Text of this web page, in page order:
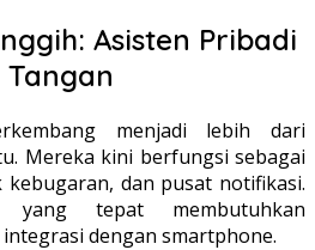
Asisten Pribadi
menjadi lebih dari
Mereka kini berfungsi sebagai
kebugaran, dan pusat notifikasi.
yang tepat membutuhkan
dengan smartphone.